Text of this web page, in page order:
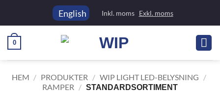
English Inkl. moms Exkl. moms
0
HEM / PRODUKTER / WIP LIGHT LED-BELYSNING /
RAMPER / STANDARDSORTIMENT